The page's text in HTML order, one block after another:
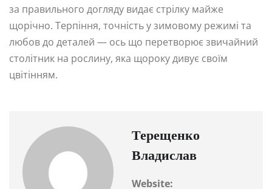
за правильного догляду видає стрілку майже
щорічно. Терпіння, точність у зимовому режимі та
любов до деталей — ось що перетворює звичайний
столітник на рослину, яка щороку дивує своїм
цвітінням.
Терещенко
Владислав
Website: